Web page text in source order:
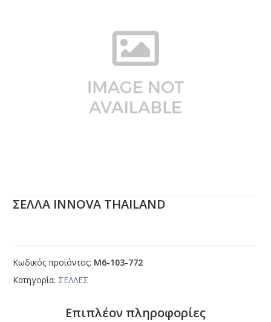
ΣΕΛΛΑ ΙΝΝΟVΑ ΤΗΑΙLΑΝD
Κωδικός προϊόντος: Μ6-103-772
Κατηγορία: ΣΕΛΛΕΣ
Επιπλέον πληροφορίες